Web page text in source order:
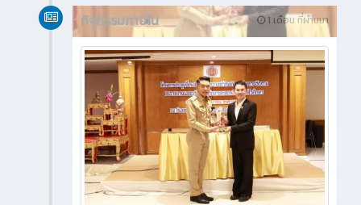
1 เดือน ที่ผ่านมา
กิจกรรมภายใน